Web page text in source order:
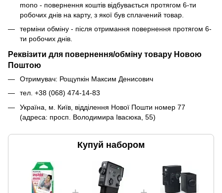
mono - повернення коштів відбувається протягом 6-ти
робочих днів на карту, з якої був сплачений товар.
терміни обміну - після отримання повернення протягом 6-
ти робочих днів.
Реквізити для повернення/обміну товару Новою
Поштою
Отримувач: Рощупкін Максим Денисович
тел. +38 (068) 474-14-83
Україна, м. Київ, відділення Нової Пошти номер 77
(адреса: просп. Володимира Івасюка, 55)
Купуй набором